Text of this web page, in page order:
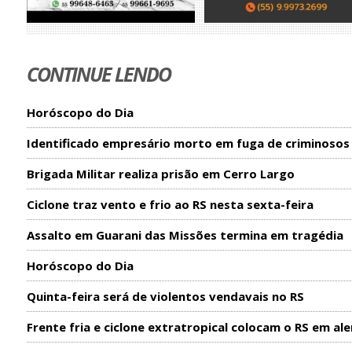
CONTINUE LENDO
Horóscopo do Dia
Identificado empresário morto em fuga de criminosos
Brigada Militar realiza prisão em Cerro Largo
Ciclone traz vento e frio ao RS nesta sexta-feira
Assalto em Guarani das Missões termina em tragédia
Horóscopo do Dia
Quinta-feira será de violentos vendavais no RS
Frente fria e ciclone extratropical colocam o RS em